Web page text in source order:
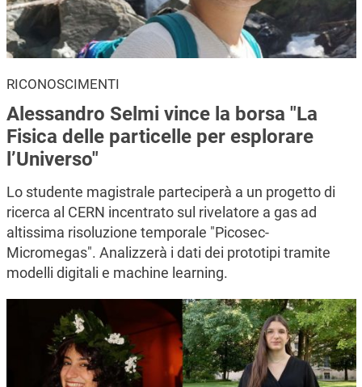
RICONOSCIMENTI
Alessandro Selmi vince la borsa "La
Fisica delle particelle per esplorare
l’Universo"
Lo studente magistrale parteciperà a un progetto di
ricerca al CERN incentrato sul rivelatore a gas ad
altissima risoluzione temporale "Picosec-
Micromegas". Analizzerà i dati dei prototipi tramite
modelli digitali e machine learning.